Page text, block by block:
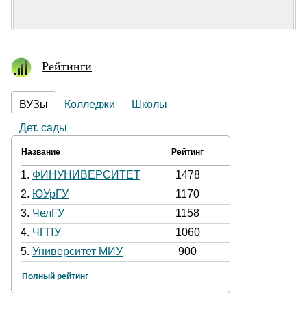
Рейтинги
ВУЗы Колледжи
Школы
Дет. сады
Название Рейтинг
1. ФИНУНИВЕРСИТЕТ
1478
2. ЮУрГУ
1170
3. ЧелГУ
1158
4. ЧГПУ
1060
5. Университет МИУ 900
Полный рейтинг